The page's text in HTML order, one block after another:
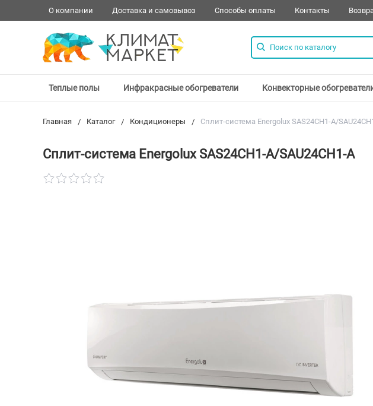
О компании Доставка и самовывоз Способы оплаты Контакты
Теплые полы Инфракрасные обогреватели Конвекторные
Главная Каталог Кондиционеры Сплит-система Energolux SAS24CH1-A/
Сплит-система Energolux SAS24CH1-A/SAU24CH1-A